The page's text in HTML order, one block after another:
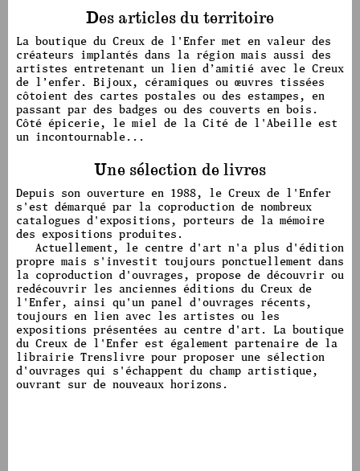
Des articles du territoire
La boutique du Creux de l'Enfer met en valeur des
créateurs implantés dans la région mais aussi des
artistes entretenant un lien d’amitié avec le Creux
de l’enfer. Bijoux, céramiques ou œuvres tissées
côtoient des cartes postales ou des estampes, en
passant par des badges ou des couverts en bois.
Côté épicerie, le miel de la Cité de l'Abeille est
un incontournable...
Une sélection de livres
Depuis son ouverture en 1988, le Creux de l'Enfer
s'est démarqué par la coproduction de nombreux
catalogues d'expositions, porteurs de la mémoire
des expositions produites.
Actuellement, le centre d'art n'a plus d'édition
propre mais s'investit toujours ponctuellement dans
la coproduction d'ouvrages, propose de découvrir ou
redécouvrir les anciennes éditions du Creux de
l'Enfer, ainsi qu'un panel d'ouvrages récents,
toujours en lien avec les artistes ou les
expositions présentées au centre d'art. La boutique
du Creux de l'Enfer est également partenaire de la
librairie Trenslivre pour proposer une sélection
d'ouvrages qui s'échappent du champ artistique,
ouvrant sur de nouveaux horizons.